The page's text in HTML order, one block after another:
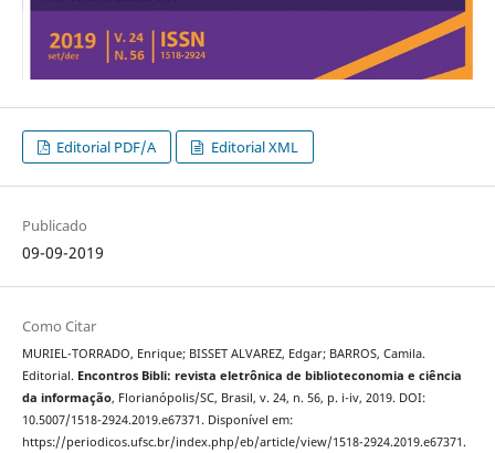
Editorial PDF/A Editorial XML
Publicado
09-09-2019
Como Citar
MURIEL-TORRADO, Enrique; BISSET ALVAREZ, Edgar; BARROS, Camila.
Editorial. Encontros Bibli: revista eletrônica de biblioteconomia e ciência
da informação, Florianópolis/SC, Brasil, v. 24, n. 56, p. i-iv, 2019. DOI:
10.5007/1518-2924.2019.e67371. Disponível em:
https://periodicos.ufsc.br/index.php/eb/article/view/1518-2924.2019.e67371.